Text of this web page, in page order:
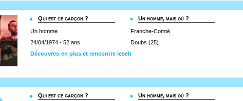
Qui est ce garçon ?
Un homme
24/04/1974 - 52 ans
Un homme, mais où ?
Franche-Comté
Doubs (25)
Découvres-en plus et rencontre leseb
Qui est ce garçon ? Un homme, mais où ?